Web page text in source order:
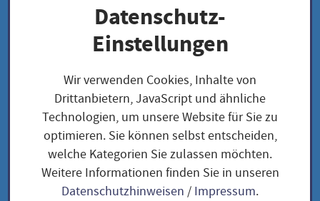
Stadtmuseum Sonderausstellungen
Aktuell
Hinter dem Spiegel. 9. Marta
Hoepffner-Preis für Fotografie
Datenschutz-
Einstellungen
Wir verwenden Cookies, Inhalte von
Drittanbietern, JavaScript und ähnliche
Technologien, um unsere Website für Sie zu
optimieren. Sie können selbst entscheiden,
welche Kategorien Sie zulassen möchten.
Weitere Informationen finden Sie in unseren
Datenschutzhinweisen / Impressum.